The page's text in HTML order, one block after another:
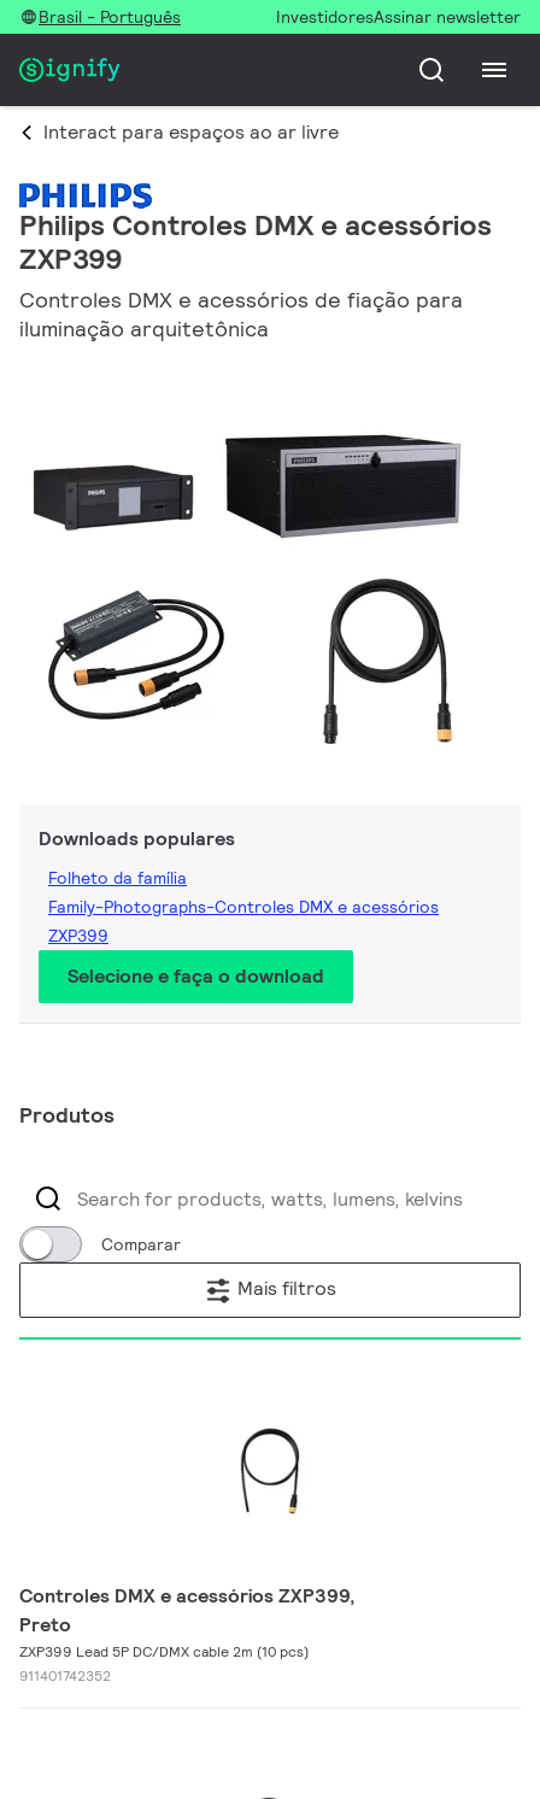
Brasil - Português InvestidoresAssinar newsletter
Interact para espaços ao ar livre
Philips Controles DMX e acessórios
ZXP399
Controles DMX e acessórios de fiação para
iluminação arquitetônica
Downloads populares
Folheto da família
Family-Photographs-Controles DMX e acessórios
ZXP399
Selecione e faça o download
Produtos
Comparar
Mais filtros
Controles DMX e acessórios ZXP399,
Preto
ZXP399 Lead 5P DC/DMX cable 2m (10 pcs)
911401742352